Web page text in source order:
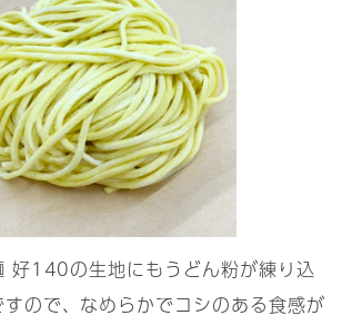
好140の生地にもうどん粉が練り込
ので、なめらかでコシのある食感が